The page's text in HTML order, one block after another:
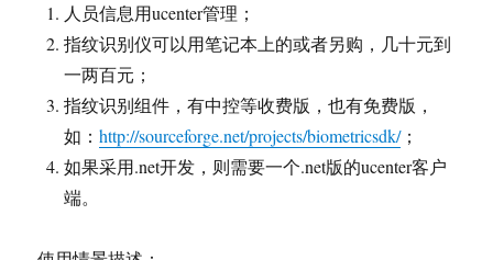
楼/
楼
版
人员信息用ucenter管理；
指纹识别仪可以用笔记本上的或者另购，几十元到
一两百元；
指纹识别组件，有中控等收费版，也有免费版，
如：http://sourceforge.net/projects/biometricsdk/；
如果采用.net开发，则需要一个.net版的ucenter客户
端。